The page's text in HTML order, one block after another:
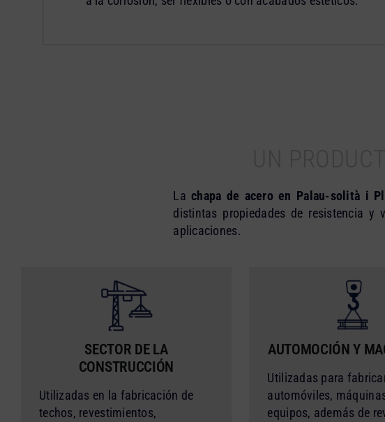
Lachapa de acero en Palau-solità i
distintas propiedades de resistencia y
aplicaciones.
SECTOR DE LA
CONSTRUCCIÓN
Utilizadas en la fabricación de
techos, revestimientos,
AUTOMOCIÓN Y
Utilizadas para
automóviles,
equipos, además de